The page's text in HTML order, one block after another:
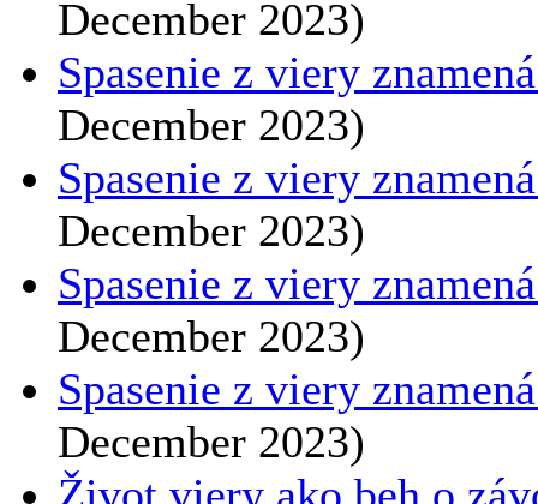
December 2023)
Spasenie z viery
December 2023)
Spasenie z viery
December 2023)
Spasenie z viery
December 2023)
Spasenie z viery
December 2023)